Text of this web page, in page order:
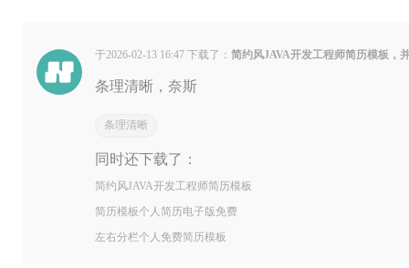
于2026-02-13 16:47 下载了：简约风JAVA开发工程师简历模板，
条理清晰，奈斯
条理清晰
同时还下载了：
简约风JAVA开发工程师简历模板
简历模板个人简历电子版免费
左右分栏个人免费简历模板